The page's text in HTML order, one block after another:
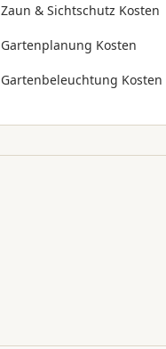
Zaun & Sichtschutz Kosten
Gartenplanung Kosten
Gartenbeleuchtung Kosten